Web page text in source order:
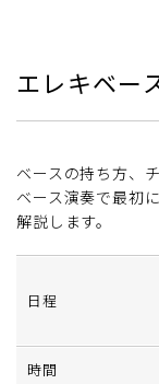
エレキベー
ベースの持ち方、
ベース演奏で最初
解説します。
日程
時間